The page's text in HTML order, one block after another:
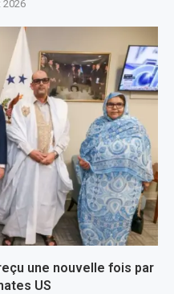
2026
une nouvelle fois par
US